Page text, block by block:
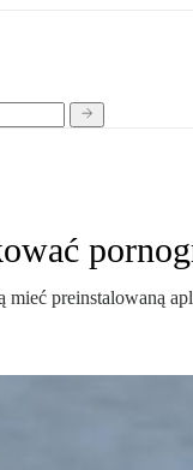
preinstalowaną